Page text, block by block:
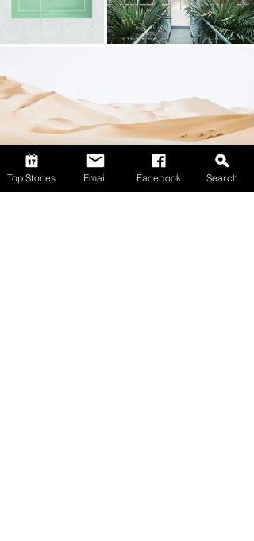
Top Stories Email Facebook Search